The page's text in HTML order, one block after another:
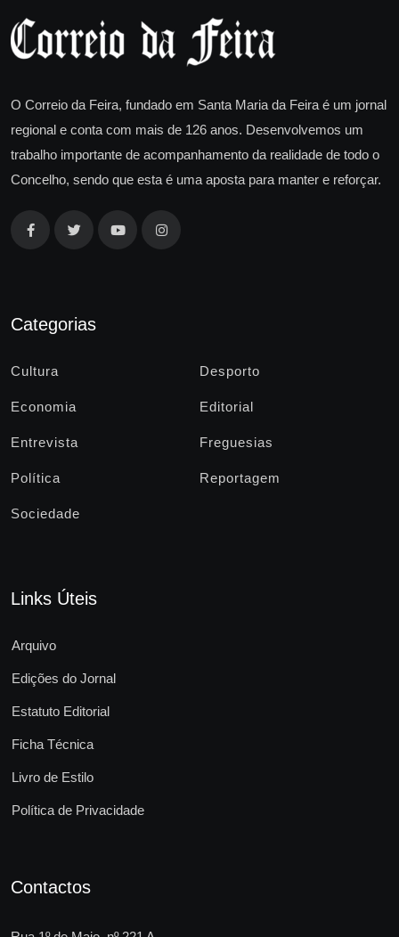
O Correio da Feira, fundado em Santa Maria da Feira é um jornal
regional e conta com mais de 126 anos. Desenvolvemos um
trabalho importante de acompanhamento da realidade de todo o
Concelho, sendo que esta é uma aposta para manter e reforçar.
Categorias
Cultura Desporto
Economia Editorial
Entrevista Freguesias
Política Reportagem
Sociedade
Links Úteis
Arquivo
Edições do Jornal
Estatuto Editorial
Ficha Técnica
Livro de Estilo
Política de Privacidade
Contactos